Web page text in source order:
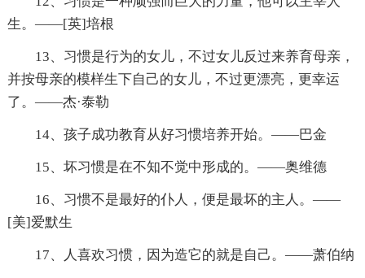
生。——[英]培根
13、习惯是行为的女儿，不过女儿反过来养育母亲，
并按母亲的模样生下自己的女儿，不过更漂亮，更幸运
了。——杰·泰勒
14、孩子成功教育从好习惯培养开始。——巴金
15、坏习惯是在不知不觉中形成的。——奥维德
16、习惯不是最好的仆人，便是最坏的主人。——
[美]爱默生
17、人喜欢习惯，因为造它的就是自己。——萧伯纳